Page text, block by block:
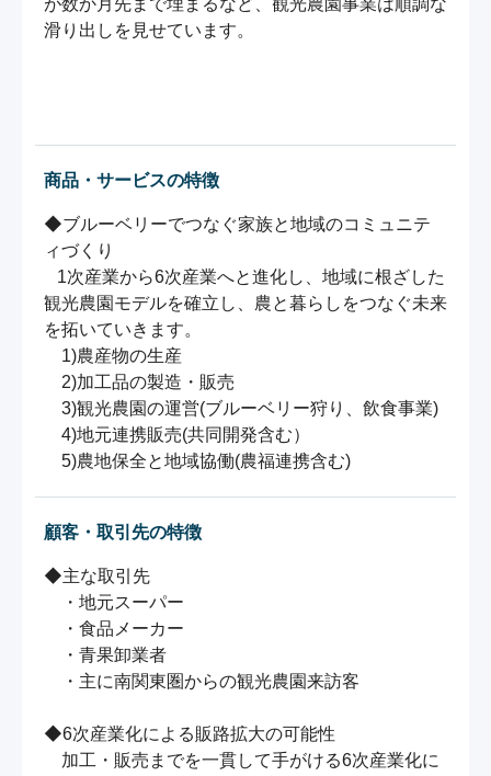
が数か月先まで埋まるなど、観光農園事業は順調な
滑り出しを見せています。
商品・サービスの特徴
◆ブルーベリーでつなぐ家族と地域のコミュニテ
ィづくり
観光農園モデルを確立し、農と暮らしをつなぐ未来
を拓いていきます。
1)農産物の生産
2)加工品の製造・販売
3)観光農園の運営(ブルーベリー狩り、飲食事業)
4)地元連携販売(共同開発含む）
5)農地保全と地域協働(農福連携含む)
顧客・取引先の特徴
◆主な取引先
・地元スーパー
・食品メーカー
・青果卸業者
・主に南関東圏からの観光農園来訪客
◆6次産業化による販路拡大の可能性
加工・販売までを一貫して手がける6次産業化に